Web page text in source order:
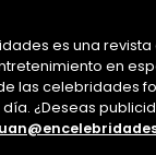
es una
en
las celebridades
¿Deseas